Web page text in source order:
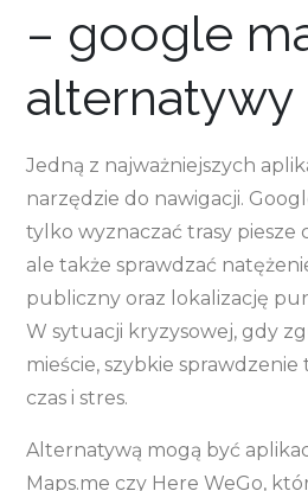
– google
alternatywy
Jedną z najważniejszych
narzędzie do nawigacji.
tylko wyznaczać trasy piesze
ale także sprawdzać
publiczny oraz lokalizację
W sytuacji kryzysowej, gdy
mieście, szybkie
czas i stres.
Alternatywą mogą być
Maps.me czy Here WeGo,